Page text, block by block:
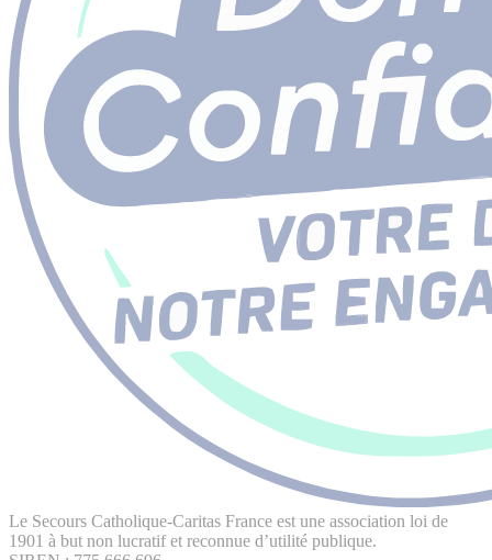
Le Secours Catholique-Caritas France est une association loi de
1901 à but non lucratif et reconnue d’utilité publique.